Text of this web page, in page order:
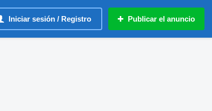
Iniciar sesión / Registro Publicar el anuncio